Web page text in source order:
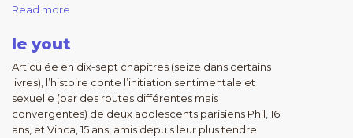
Read more
le yout
Articulée en dix-sept chapitres (seize dans certains
livres), l’histoire conte l’initiation sentimentale et
sexuelle (par des routes différentes mais
convergentes) de deux adolescents parisiens Phil, 16
ans, et Vinca, 15 ans, amis depu s leur plus tendre